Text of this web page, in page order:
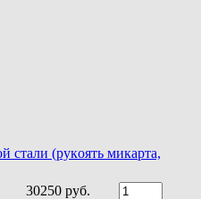
(рукoять микарта,
30250 руб.